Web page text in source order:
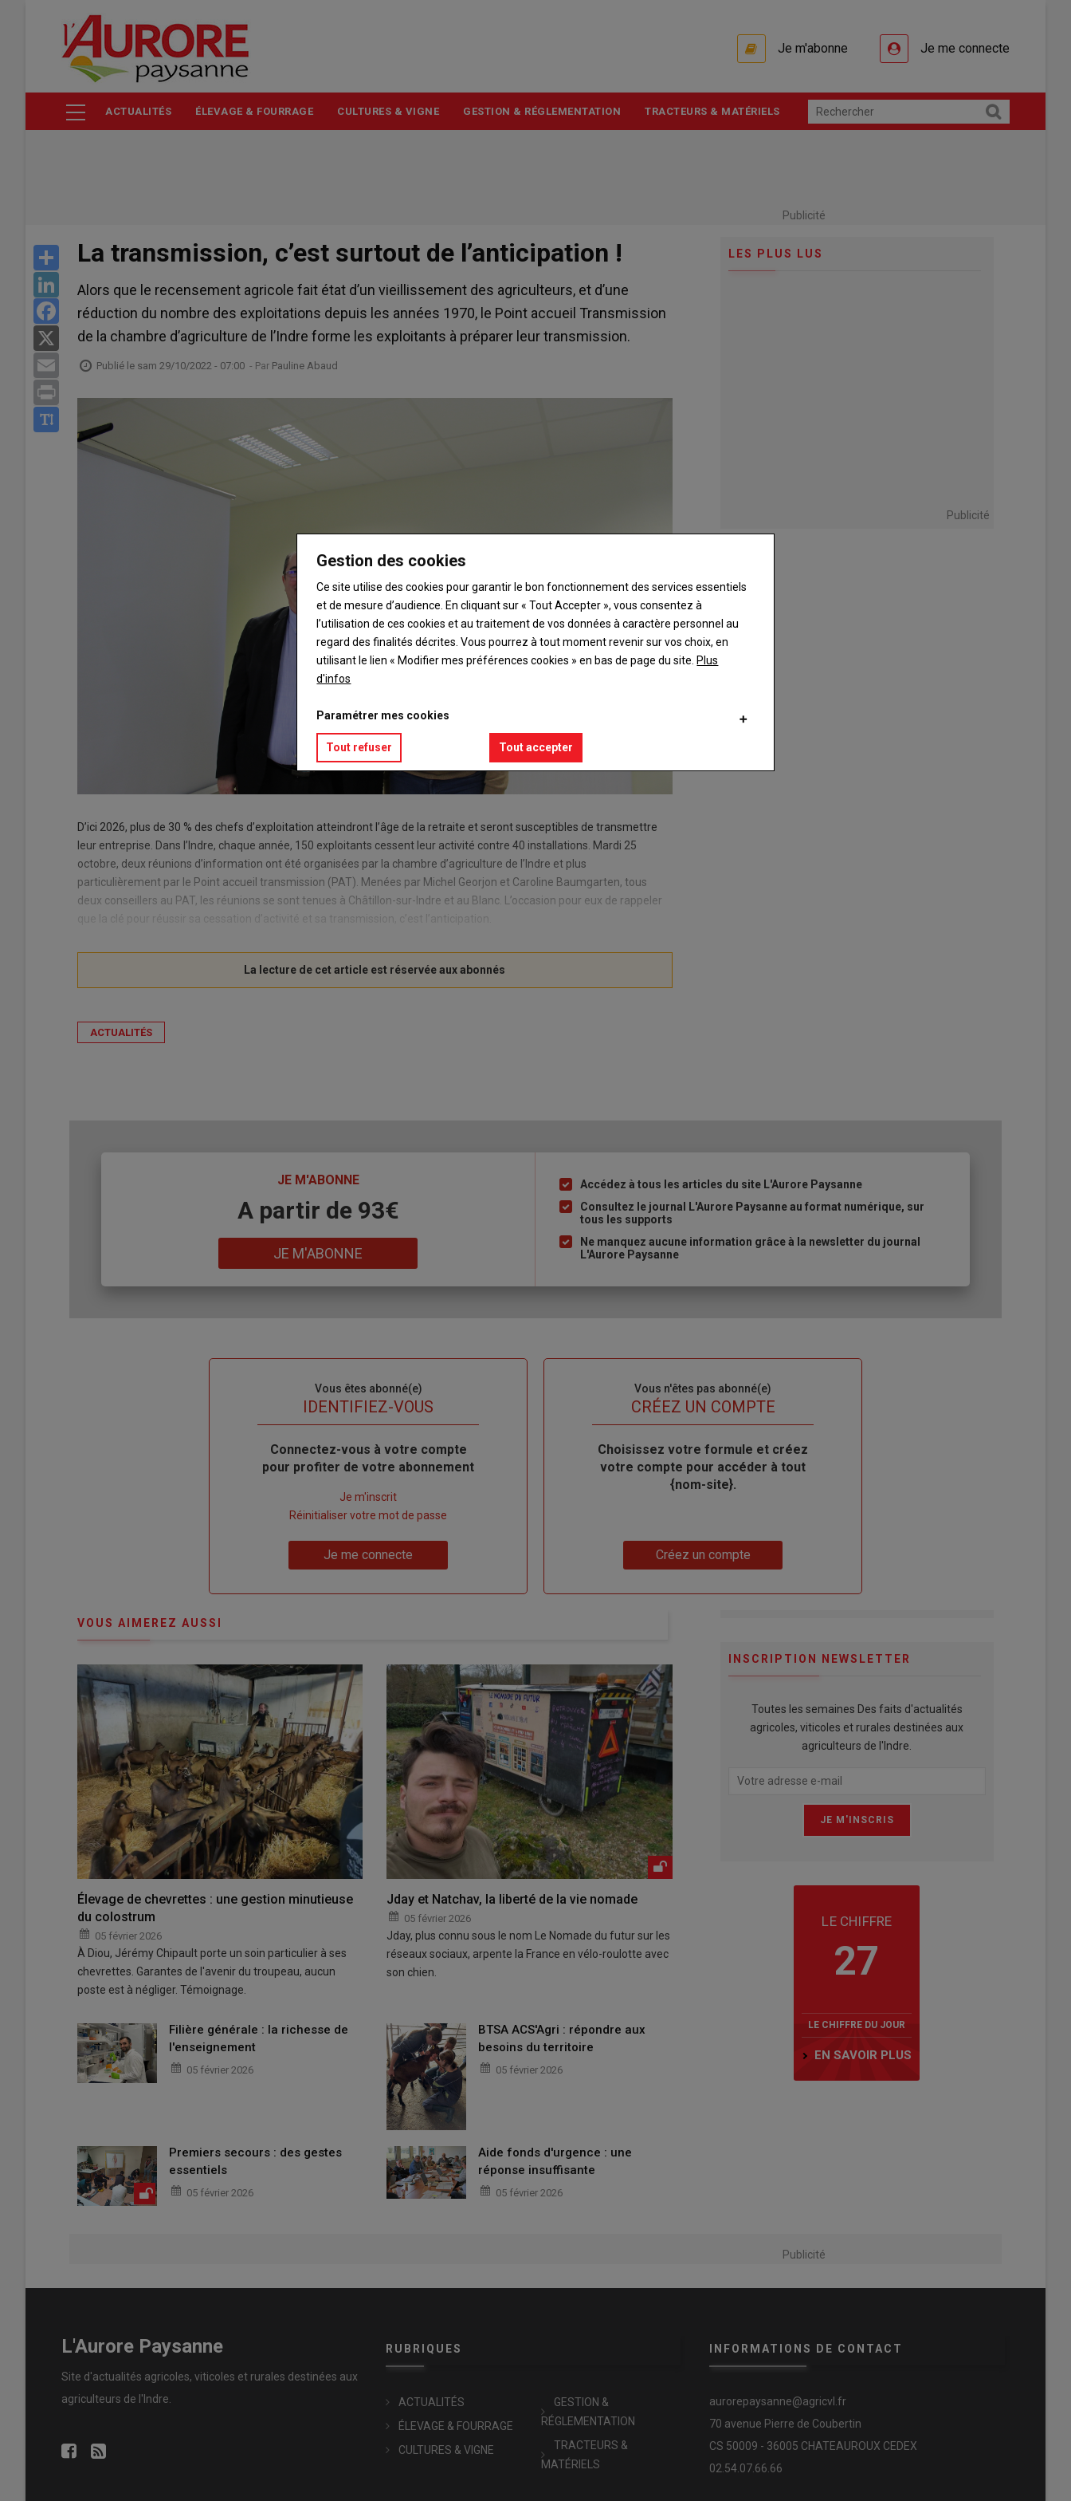
contenu
Je m'abonne Je me connecte
ACTUALITÉS ÉLEVAGE & FOURRAGE CULTURES & VIGNE GESTION & RÉGLEMENTATION TRACTEURS & MATÉRIELS
Publicité
Share
LinkedIn
Facebook
Email
La transmission, c’est surtout de l’anticipation !
Alors que le recensement agricole fait état d’un vieillissement des agriculteurs, et d’une
réduction du nombre des exploitations depuis les années 1970, le Point accueil Transmission
de la chambre d’agriculture de l’Indre forme les exploitants à préparer leur transmission.
Publié le sam 29/10/2022 - 07:00 - Par Pauline Abaud
D’ici 2026, plus de 30 % des chefs d’exploitation atteindront l’âge de la retraite et seront susceptibles de transmettre
leur entreprise. Dans l’Indre, chaque année, 150 exploitants cessent leur activité contre 40 installations. Mardi 25
octobre, deux réunions d’information ont été organisées par la chambre d’agriculture de l’Indre et plus
particulièrement par le Point accueil transmission (PAT). Menées par Michel Georjon et Caroline Baumgarten, tous
deux conseillers au PAT, les réunions se sont tenues à Châtillon-sur-Indre et au Blanc. L’occasion pour eux de rappeler
que la clé pour réussir sa cessation d’activité et sa transmission, c’est l’anticipation.
ACTUALITÉS
LES PLUS LUS
Publicité
JE M'ABONNE
A partir de 93€
JE M'ABONNE
Liste
à
puce
Accédez à tous les articles du site L'Aurore Paysanne
Consultez le journal L'Aurore Paysanne au format numérique, sur
tous les supports
Ne manquez aucune information grâce à la newsletter du journal
L'Aurore Paysanne
Vous êtes abonné(e)
IDENTIFIEZ-VOUS
Body
Connectez-vous à votre compte
pour profiter de votre abonnement
compte"
Je m'inscrit
Réinitialiser votre mot de passe
Je me connecte
Vous n'êtes pas abonné(e)
TITRECRÉEZ UN COMPTE
Body
Choisissez votre formule et créez
votre compte pour accéder à tout
{nom-site}.
Créez un compte
VOUS AIMEREZ AUSSI
Élevage de chevrettes : une gestion minutieuse
du colostrum
05 février 2026
À Diou, Jérémy Chipault porte un soin particulier à ses
chevrettes. Garantes de l'avenir du troupeau, aucun
poste est à négliger. Témoignage.
Jday et Natchav, la liberté de la vie nomade
05 février 2026
Jday, plus connu sous le nom Le Nomade du futur sur les
réseaux sociaux, arpente la France en vélo-roulotte avec
son chien.
Filière générale : la richesse de
l'enseignement
05 février 2026
BTSA ACS'Agri : répondre aux
besoins du territoire
05 février 2026
Premiers secours : des gestes
essentiels
05 février 2026
Aide fonds d'urgence : une
réponse insuffisante
05 février 2026
INSCRIPTION NEWSLETTER
Toutes les semaines Des faits d'actualités
agricoles, viticoles et rurales destinées aux
agriculteurs de l'Indre.
LE CHIFFRE
27
LE CHIFFRE DU JOUR
EN SAVOIR PLUS
Publicité
L'Aurore Paysanne
Site d'actualités agricoles, viticoles et rurales destinées aux
agriculteurs de l'Indre.
RUBRIQUES
ACTUALITÉS
ÉLEVAGE & FOURRAGE
CULTURES & VIGNE
GESTION &
RÉGLEMENTATION
TRACTEURS &
MATÉRIELS
INFORMATIONS DE CONTACT
aurorepaysanne@agricvl.fr
70 avenue Pierre de Coubertin
CS 50009 - 36005 CHATEAUROUX CEDEX
02.54.07.66.66
Gestion des cookies
Ce site utilise des cookies pour garantir le bon fonctionnement des services essentiels
et de mesure d’audience. En cliquant sur « Tout Accepter », vous consentez à
l’utilisation de ces cookies et au traitement de vos données à caractère personnel au
regard des finalités décrites. Vous pourrez à tout moment revenir sur vos choix, en
utilisant le lien « Modifier mes préférences cookies » en bas de page du site. Plus
d'infos
Paramétrer mes cookies
Tout refuser Tout accepter